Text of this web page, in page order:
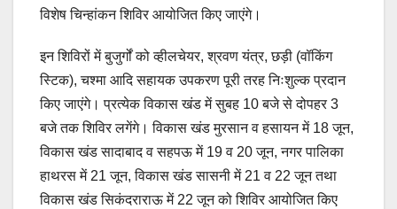
विशेष चिन्हांकन शिविर आयोजित किए जाएंगे।
इन शिविरों में बुजुर्गों को व्हीलचेयर, श्रवण यंत्र, छड़ी (वॉकिंग
स्टिक), चश्मा आदि सहायक उपकरण पूरी तरह निःशुल्क प्रदान
किए जाएंगे। प्रत्येक विकास खंड में सुबह 10 बजे से दोपहर 3
बजे तक शिविर लगेंगे। विकास खंड मुरसान व हसायन में 18 जून,
विकास खंड सादाबाद व सहपऊ में 19 व 20 जून, नगर पालिका
हाथरस में 21 जून, विकास खंड सासनी में 21 व 22 जून तथा
विकास खंड सिकंदराराऊ में 22 जून को शिविर आयोजित किए